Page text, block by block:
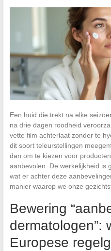
Een huid die trekt na elke
na drie dagen roodheid
vette film achterlaat zonder te
dit soort teleurstellingen
dan om te kiezen voor
aanbevolen. De werkelijkheid is
wat er achter deze
manier waarop we onze
Bewering
dermatologen”:
Europese